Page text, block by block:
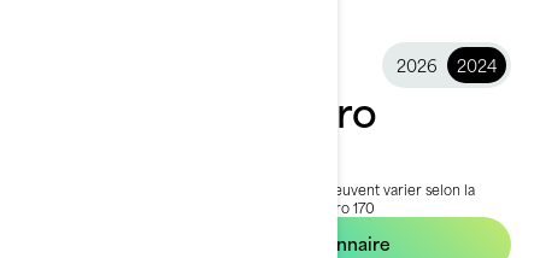
2026 2024
2024 Explorer Pro
PDSF, les frais de transport et de préparation peuvent varier selon la
*L'ensemble illustré est le Explorer Pro 170
Trouvez un concessionnaire